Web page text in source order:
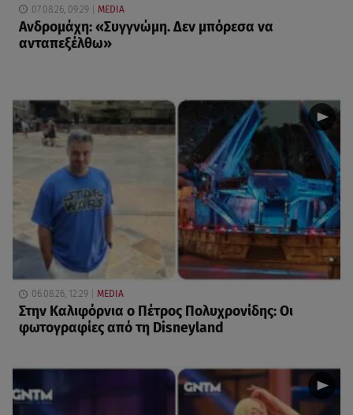
07.08.26, 09:29 MEDIA
Ανδρομάχη: «Συγγνώμη. Δεν μπόρεσα να
ανταπεξέλθω»
06.08.26, 12:29 MEDIA
Στην Καλιφόρνια ο Πέτρος Πολυχρονίδης: Οι
φωτογραφίες από τη Disneyland